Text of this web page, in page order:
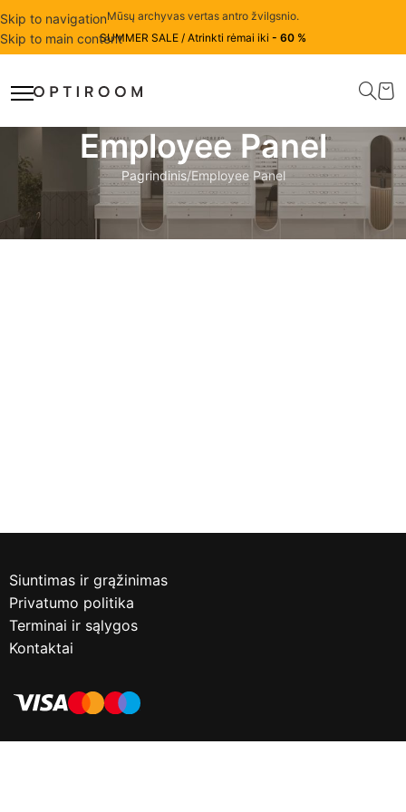
Skip to navigation
Skip to main content
Mūsų archyvas vertas antro žvilgsnio.
SUMMER SALE / Atrinkti rėmai iki - 60 %
Employee Panel
Pagrindinis Employee Panel
Siuntimas ir grąžinimas
Privatumo politika
Terminai ir sąlygos
Kontaktai